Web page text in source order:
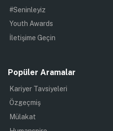
#Seninleyiz
Youth Awards
İletişime Geçin
Popüler Aramalar
Kariyer Tavsiyeleri
Özgeçmiş
Mülakat